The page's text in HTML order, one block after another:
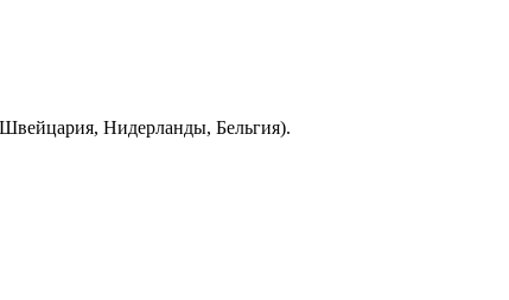
Нидерланды, Бельгия).